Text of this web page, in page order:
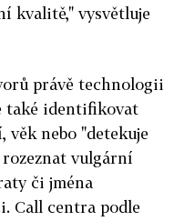
kvalitě," vysvětluje
právě technologii
také identifikovat
věk nebo "detekuje
vulgární
či jména
Call centra podle